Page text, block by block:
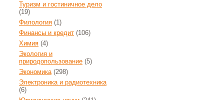
Туризм и гостиничное дело
(19)
Филология (1)
Финансы и кредит (106)
Химия (4)
Экология и
природопользование (5)
Экономика(298)
Электроника и радиотехника
(6)